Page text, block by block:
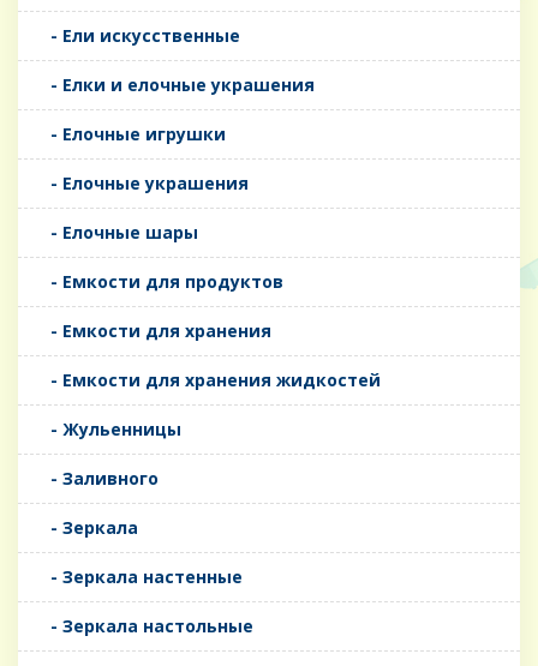
- Ели искусственные
- Елки и елочные украшения
- Елочные игрушки
- Елочные украшения
- Елочные шары
- Емкости для продуктов
- Емкости для хранения
- Емкости для хранения жидкостей
- Жульенницы
- Заливного
- Зеркала
- Зеркала настенные
- Зеркала настольные